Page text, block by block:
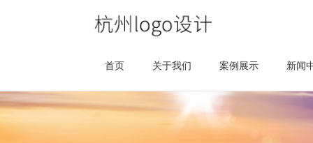
首页 关于我们 案例展示 新闻